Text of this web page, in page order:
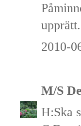
2010-
M/S
H:Ska